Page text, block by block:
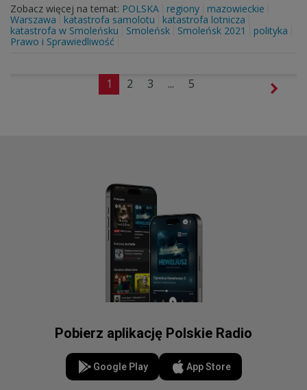
Zobacz więcej na temat: POLSKA regiony
mazowieckie
Warszawa
katastrofa samolotu
katastrofa lotnicza
katastrofa w Smoleńsku
Smoleńsk Smoleńsk 2021
polityka
Prawo i Sprawiedliwość
1 2 3 ... 5
Pobierz aplikację Polskie Radio
Google Play App Store